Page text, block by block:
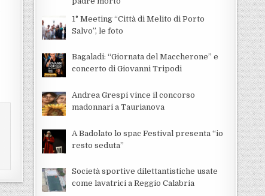
1° Meeting “Città di Melito di Porto
Salvo”, le foto
Bagaladi: “Giornata del Maccherone” e
concerto di Giovanni Tripodi
Andrea Grespi vince il concorso
madonnari a Taurianova
A Badolato lo spac Festival presenta “io
resto seduta”
Società sportive dilettantistiche usate
come lavatrici a Reggio Calabria